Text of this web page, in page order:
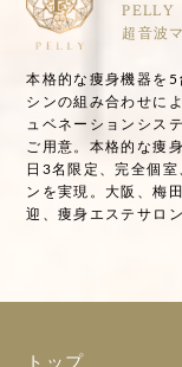
PELLY
超音波
本格的な痩身機器を
シンの組み合わせに
ュベネーションシス
ご用意。本格的な痩
日3名限定、完全個
ンを実現。大阪、梅
迎、痩身エステサロン